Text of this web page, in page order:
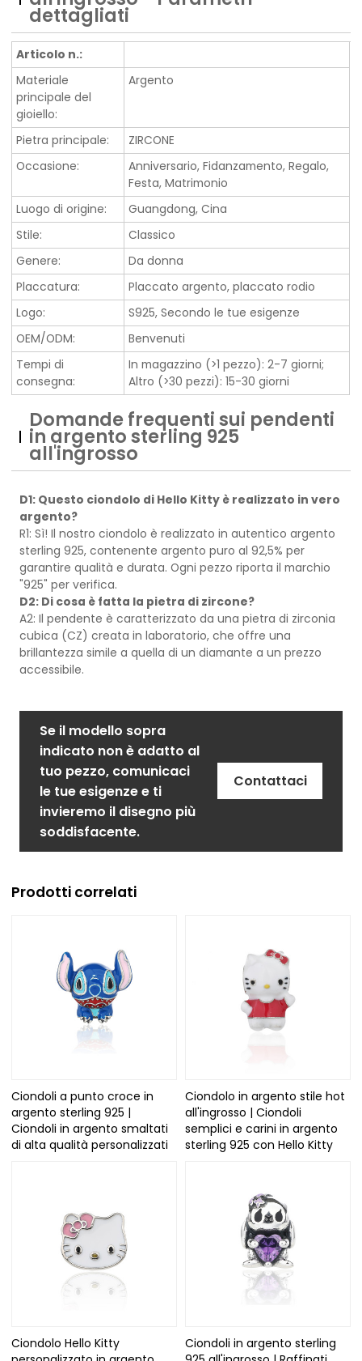
dettagliati
Articolo n.:
Materiale
principale del
gioiello:
Argento
Pietra principale:
ZIRCONE
Occasione:
Anniversario, Fidanzamento, Regalo,
Festa, Matrimonio
Luogo di origine:
Guangdong, Cina
Stile:
Classico
Genere:
Da donna
Placcatura:
Placcato argento, placcato rodio
Logo:
S925, Secondo le tue esigenze
OEM/ODM:
Benvenuti
Tempi di
consegna:
In magazzino (>1 pezzo): 2-7 giorni;
Altro (>30 pezzi): 15-30 giorni
Domande frequenti sui pendenti
in argento sterling 925
all'ingrosso
D1: Questo ciondolo di Hello Kitty è realizzato in vero
argento?
R1: Sì! Il nostro ciondolo è realizzato in autentico argento
sterling 925, contenente argento puro al 92,5% per
garantire qualità e durata. Ogni pezzo riporta il marchio
"925" per verifica.
D2: Di cosa è fatta la pietra di zircone?
A2: Il pendente è caratterizzato da una pietra di zirconia
cubica (CZ) creata in laboratorio, che offre una
brillantezza simile a quella di un diamante a un prezzo
accessibile.
Se il modello sopra
indicato non è adatto al
tuo pezzo, comunicaci
le tue esigenze e ti
invieremo il disegno più
soddisfacente.
Contattaci
Prodotti correlati
Ciondoli a punto croce in
argento sterling 925 |
Ciondoli in argento smaltati
di alta qualità personalizzati
Ciondolo in argento stile hot
all'ingrosso | Ciondoli
semplici e carini in argento
sterling 925 con Hello Kitty
Ciondolo Hello Kitty
Ciondoli in argento sterling